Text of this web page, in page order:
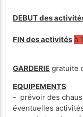
DEBUT des
FIN des activités à
GARDERIE gratuite
EQUIPEMENTS
- prévoir des
éventuelles